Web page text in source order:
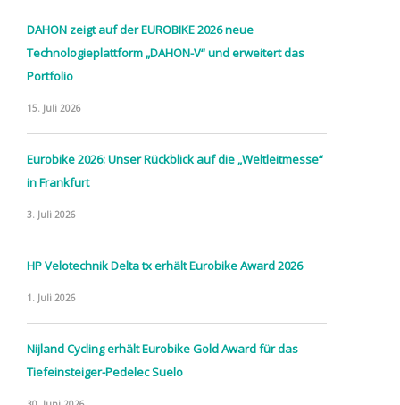
DAHON zeigt auf der EUROBIKE 2026 neue
Technologieplattform „DAHON-V“ und erweitert das
Portfolio
15. Juli 2026
Eurobike 2026: Unser Rückblick auf die „Weltleitmesse“
in Frankfurt
3. Juli 2026
HP Velotechnik Delta tx erhält Eurobike Award 2026
1. Juli 2026
Nijland Cycling erhält Eurobike Gold Award für das
Tiefeinsteiger-Pedelec Suelo